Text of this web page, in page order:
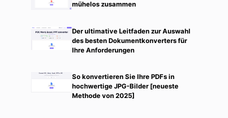
mühelos zusammen
Der ultimative Leitfaden zur Auswahl
des besten Dokumentkonverters für
Ihre Anforderungen
So konvertieren Sie Ihre PDFs in
hochwertige JPG-Bilder [neueste
Methode von 2025]